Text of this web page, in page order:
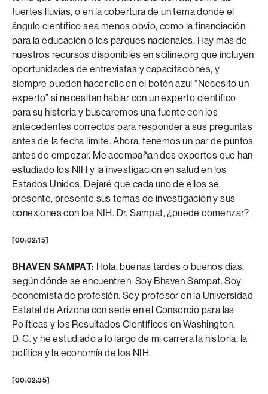
fuertes lluvias, o en la cobertura de un tema donde el
ángulo científico sea menos obvio, como la financiación
para la educación o los parques nacionales. Hay más de
nuestros recursos disponibles en sciline.org que incluyen
oportunidades de entrevistas y capacitaciones, y
siempre pueden hacer clic en el botón azul “Necesito un
experto” si necesitan hablar con un experto científico
para su historia y buscaremos una fuente con los
antecedentes correctos para responder a sus preguntas
antes de la fecha límite. Ahora, tenemos un par de puntos
antes de empezar. Me acompañan dos expertos que han
estudiado los NIH y la investigación en salud en los
Estados Unidos. Dejaré que cada uno de ellos se
presente, presente sus temas de investigación y sus
conexiones con los NIH. Dr. Sampat, ¿puede comenzar?
[00:02:15]
BHAVEN SAMPAT: Hola, buenas tardes o buenos días,
según dónde se encuentren. Soy Bhaven Sampat. Soy
economista de profesión. Soy profesor en la Universidad
Estatal de Arizona con sede en el Consorcio para las
Políticas y los Resultados Científicos en Washington,
D. C. y he estudiado a lo largo de mi carrera la historia, la
política y la economía de los NIH.
[00:02:35]